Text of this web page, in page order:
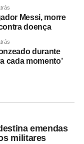
Messi, morre
doença
durante
cada momento’
emendas
militares